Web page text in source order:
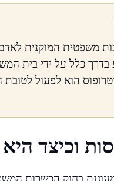
משפטית המוקנית
כלל על ידי בית
הוא לפעול
וכיצד